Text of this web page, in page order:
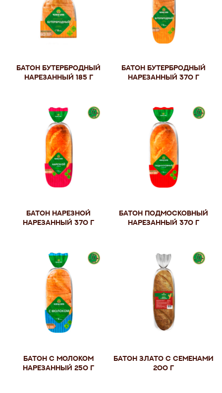
Батон Бутербродный
нарезанный 185 г
Батон Бутербродный
нарезанный 370 г
Батон Нарезной
нарезанный 370 г
Батон Подмосковный
нарезанный 370 г
Батон с молоком
нарезанный 250 г
Батон Злато с семенами
200 г